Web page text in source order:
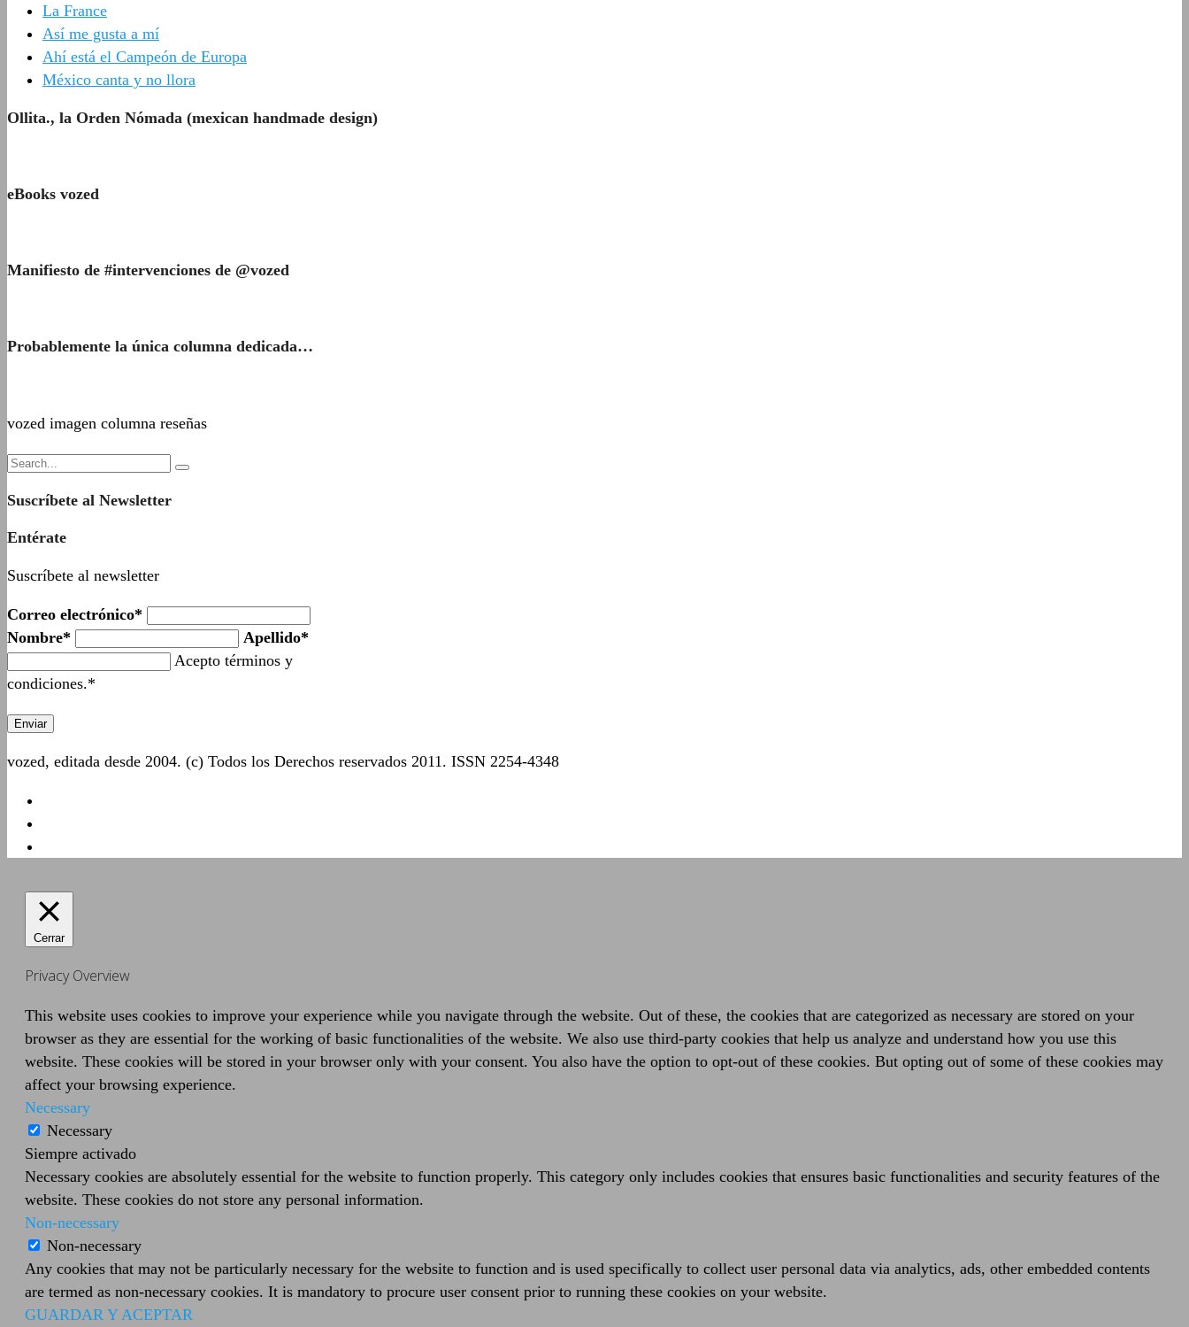
La France
Así me gusta a mí
Ahí está el Campeón de Europa
México canta y no llora
Ollita., la Orden Nómada (mexican handmade design)
eBooks vozed
Manifiesto de #intervenciones de @vozed
Probablemente la única columna dedicada…
vozed imagen columna reseñas
Suscríbete al Newsletter
Entérate
Suscríbete al newsletter
Correo electrónico*
Nombre*
Apellido*
Acepto términos y
condiciones.*
vozed, editada desde 2004. (c) Todos los Derechos reservados 2011. ISSN 2254-4348
Cerrar
Privacy Overview
This website uses cookies to improve your experience while you navigate through the website. Out of these, the cookies that are categorized as necessary are stored on your
browser as they are essential for the working of basic functionalities of the website. We also use third-party cookies that help us analyze and understand how you use this
website. These cookies will be stored in your browser only with your consent. You also have the option to opt-out of these cookies. But opting out of some of these cookies may
affect your browsing experience.
Necessary
Necessary
Siempre activado
Necessary cookies are absolutely essential for the website to function properly. This category only includes cookies that ensures basic functionalities and security features of the
website. These cookies do not store any personal information.
Non-necessary
Non-necessary
Any cookies that may not be particularly necessary for the website to function and is used specifically to collect user personal data via analytics, ads, other embedded contents
are termed as non-necessary cookies. It is mandatory to procure user consent prior to running these cookies on your website.
GUARDAR Y ACEPTAR